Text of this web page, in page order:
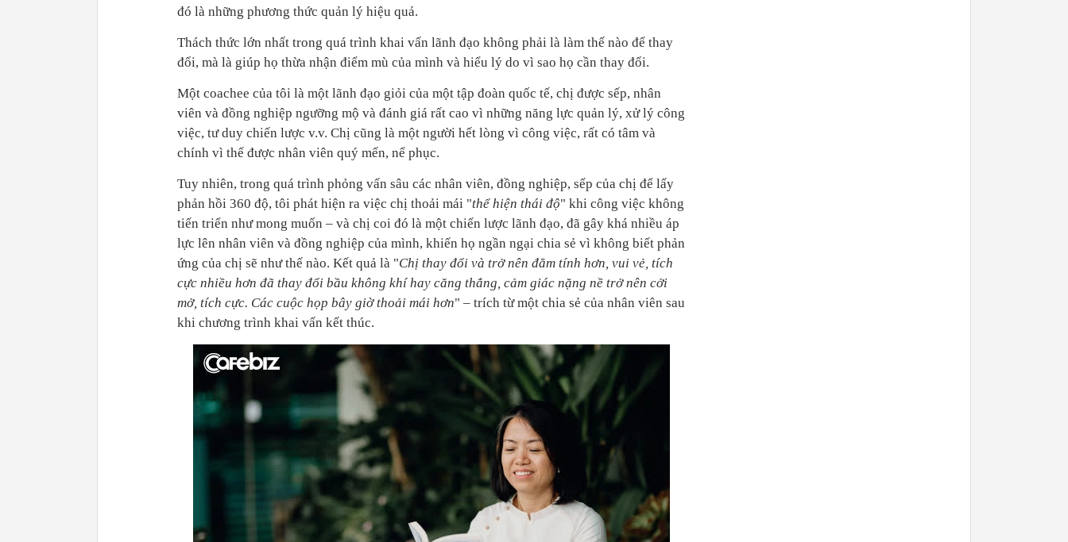
đó là những phương thức quản lý hiệu quả.
Thách thức lớn nhất trong quá trình khai vấn lãnh đạo không phải là làm thế nào để thay
đổi, mà là giúp họ thừa nhận điểm mù của mình và hiểu lý do vì sao họ cần thay đổi.
Một coachee của tôi là một lãnh đạo giỏi của một tập đoàn quốc tế, chị được sếp, nhân
viên và đồng nghiệp ngưỡng mộ và đánh giá rất cao vì những năng lực quản lý, xử lý công
việc, tư duy chiến lược v.v. Chị cũng là một người hết lòng vì công việc, rất có tâm và
chính vì thế được nhân viên quý mến, nể phục.
Tuy nhiên, trong quá trình phỏng vấn sâu các nhân viên, đồng nghiệp, sếp của chị để lấy
phản hồi 360 độ, tôi phát hiện ra việc chị thoải mái "thể hiện thái độ" khi công việc không
tiến triển như mong muốn – và chị coi đó là một chiến lược lãnh đạo, đã gây khá nhiều áp
lực lên nhân viên và đồng nghiệp của mình, khiến họ ngần ngại chia sẻ vì không biết phản
ứng của chị sẽ như thế nào. Kết quả là "Chị thay đổi và trở nên đằm tính hơn, vui vẻ, tích
cực nhiều hơn đã thay đổi bầu không khí hay căng thẳng, cảm giác nặng nề trở nên cởi
mở, tích cực. Các cuộc họp bây giờ thoải mái hơn" – trích từ một chia sẻ của nhân viên sau
khi chương trình khai vấn kết thúc.